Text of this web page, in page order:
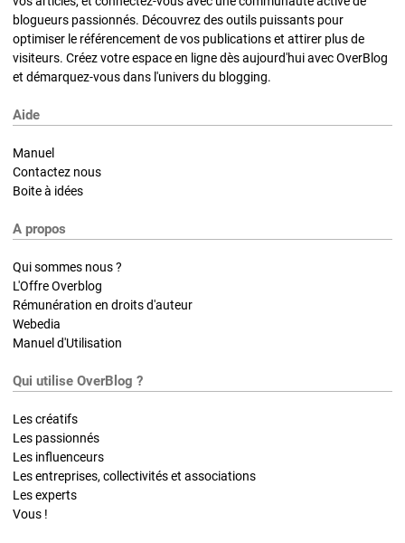
blogueurs passionnés. Découvrez des outils puissants pour
optimiser le référencement de vos publications et attirer plus de
visiteurs. Créez votre espace en ligne dès aujourd'hui avec OverBlog
et démarquez-vous dans l'univers du blogging.
Aide
Manuel
Contactez nous
Boite à idées
A propos
Qui sommes nous ?
L'Offre Overblog
Rémunération en droits d'auteur
Webedia
Manuel d'Utilisation
Qui utilise OverBlog ?
Les créatifs
Les passionnés
Les influenceurs
Les entreprises, collectivités et associations
Les experts
Vous !